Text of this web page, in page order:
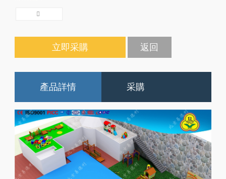
立即采購 返回
產品詳情 采購